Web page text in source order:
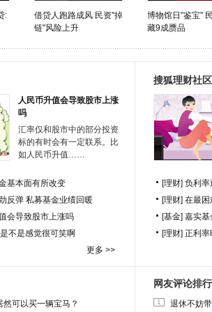
:
借贷人跑路成风 民资"掉
链"风险上升
博物馆日"鉴宝"
藏9成赝品
人民币升值会导致股市上涨
吗
汇率仅和股市中的部分投资
标的有时会有一定联系。比
如人民币升值……
基本面有所改变
反弹 私募基金业绩回暖
会导致股市上涨吗
不是感觉很可笑啊
更多 >>
搜狐理财社
[理财] 负利率
[理财] 在最困
[基金] 嘉实基
[理财] 正利率
然可以买一辆宝马？
网友评论排行
1 退休不妨